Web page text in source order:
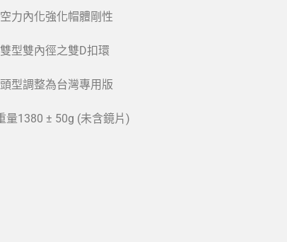
力內化強化帽體剛性
型雙內徑之雙D扣環
型調整為台灣專用版
量1380 ± 50g (未含鏡片)